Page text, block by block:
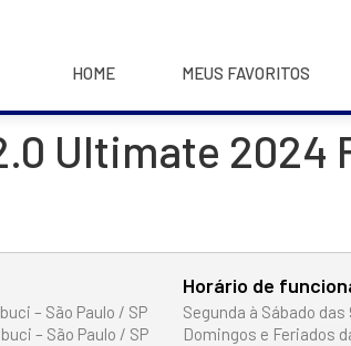
HOME
MEUS FAVORITOS
Ultimate 2024
– São Paulo / SP
– São Paulo / SP
Horário de
Segunda à Sábado
Domingos e Feriados